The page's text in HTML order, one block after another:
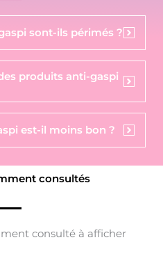
sont-ils périmés ?
produits anti-gaspi
est-il moins bon ?
consultés
consulté à afficher